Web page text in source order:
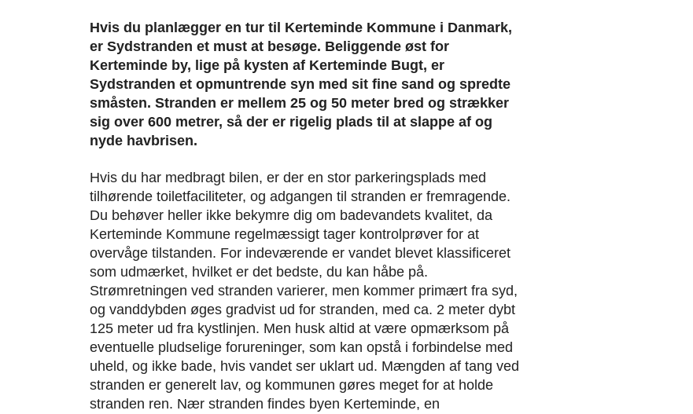
Hvis du planlægger en tur til Kerteminde Kommune i Danmark,
er Sydstranden et must at besøge. Beliggende øst for
Kerteminde by, lige på kysten af Kerteminde Bugt, er
Sydstranden et opmuntrende syn med sit fine sand og spredte
småsten. Stranden er mellem 25 og 50 meter bred og strækker
sig over 600 metrer, så der er rigelig plads til at slappe af og
nyde havbrisen.
Hvis du har medbragt bilen, er der en stor parkeringsplads med
tilhørende toiletfaciliteter, og adgangen til stranden er fremragende.
Du behøver heller ikke bekymre dig om badevandets kvalitet, da
Kerteminde Kommune regelmæssigt tager kontrolprøver for at
overvåge tilstanden. For indeværende er vandet blevet klassificeret
som udmærket, hvilket er det bedste, du kan håbe på.
Strømretningen ved stranden varierer, men kommer primært fra syd,
og vanddybden øges gradvist ud for stranden, med ca. 2 meter dybt
125 meter ud fra kystlinjen. Men husk altid at være opmærksom på
eventuelle pludselige forureninger, som kan opstå i forbindelse med
uheld, og ikke bade, hvis vandet ser uklart ud. Mængden af tang ved
stranden er generelt lav, og kommunen gøres meget for at holde
stranden ren. Nær stranden findes byen Kerteminde, en